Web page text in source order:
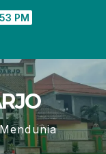
PM